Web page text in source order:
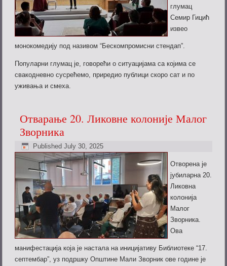
глумац
Семир Гицић
извео
монокомедију под називом “Бескомпромисни стендап”.
Популарни глумац је, говорећи о ситуацијама са којима се
свакодневно сусрећемо, приредио публици скоро сат и по
уживања и смеха.
Отварање 20. Ликовне колоније Малог
Зворника
Published July 30, 2025
Отворена је
јубиларна 20.
Ликовна
колонија
Малог
Зворника.
Ова
манифестација која је настала на иницијативу Библиотеке “17.
септембар”, уз подршку Општине Мали Зворник ове године је